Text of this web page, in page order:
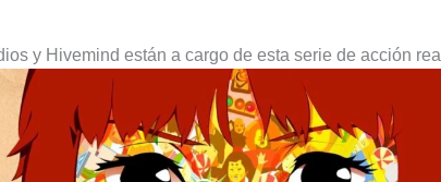
y Hivemind están a cargo de esta serie de acción real